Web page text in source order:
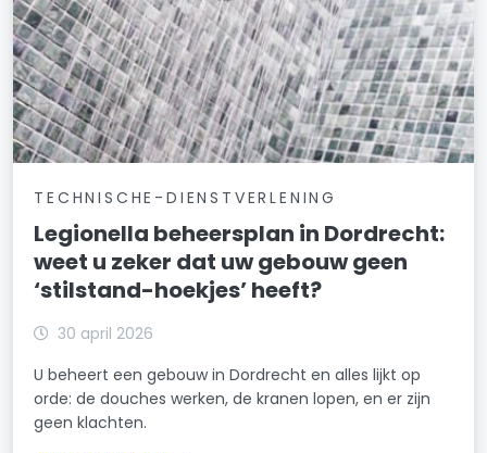
TECHNISCHE-DIENSTVERLENING
Legionella beheersplan in Dordrecht:
weet u zeker dat uw gebouw geen
‘stilstand-hoekjes’ heeft?
30 april 2026
U beheert een gebouw in Dordrecht en alles lijkt op
orde: de douches werken, de kranen lopen, en er zijn
geen klachten.